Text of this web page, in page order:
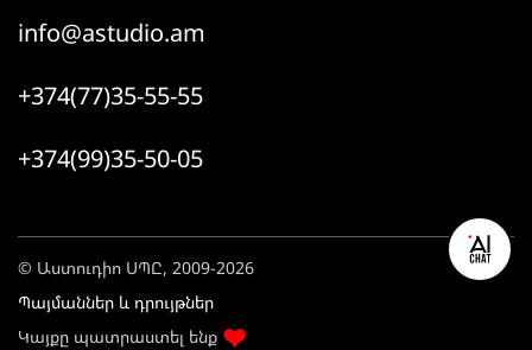
info@astudio.am
+374(77)35-55-55
+374(99)35-50-05
© Աստուդիո ՍՊԸ, 2009-2026
Պայմաններ և դրույթներ
Կայքը պատրաստել ենք